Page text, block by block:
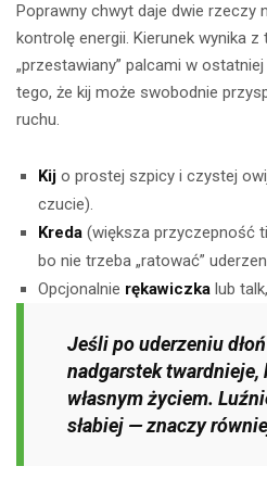
Poprawny chwyt daje dwie rzeczy
kontrolę energii. Kierunek wynika z
„przestawiany” palcami w
tego, że kij może swobodnie
ruchu.
Kij o prostej szpicy i czystej
czucie).
Kreda (większa przyczepność
bo nie trzeba „ratować”
Opcjonalnie rękawiczka lub
Jeśli po uderzeniu
nadgarstek twardnieje,
własnym życiem.
słabiej — znaczy